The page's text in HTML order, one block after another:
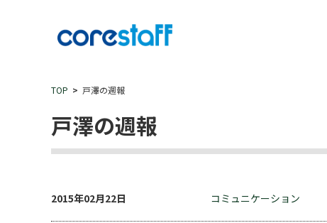
TOP 戸澤の週報
戸澤の週報
2015年02月22日 コミュニケーション